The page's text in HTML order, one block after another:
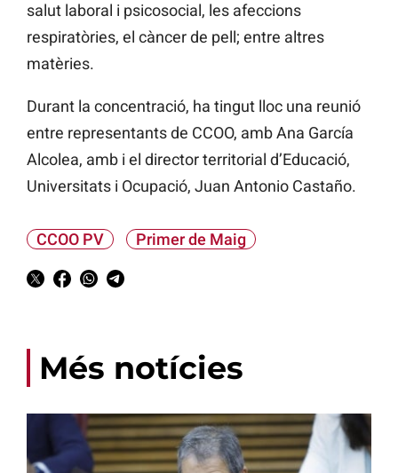
salut laboral i psicosocial, les afeccions
respiratòries, el càncer de pell; entre altres
matèries.
Durant la concentració, ha tingut lloc una reunió
entre representants de CCOO, amb Ana García
Alcolea, amb i el director territorial d’Educació,
Universitats i Ocupació, Juan Antonio Castaño.
CCOO PV Primer de Maig
Més notícies